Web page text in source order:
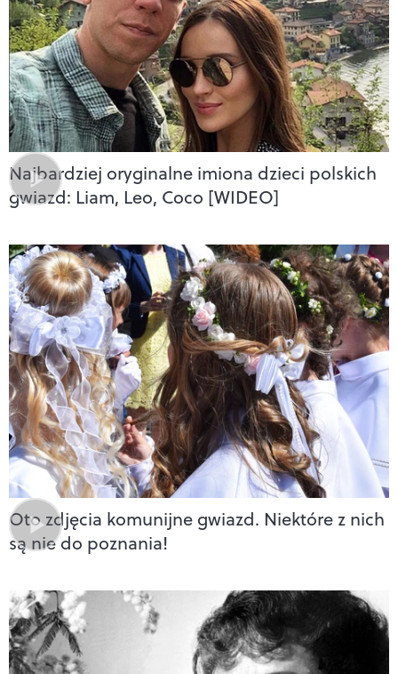
Najbardziej oryginalne imiona dzieci polskich
gwiazd: Liam, Leo, Coco [WIDEO]
Oto zdjęcia komunijne gwiazd. Niektóre z nich
są nie do poznania!